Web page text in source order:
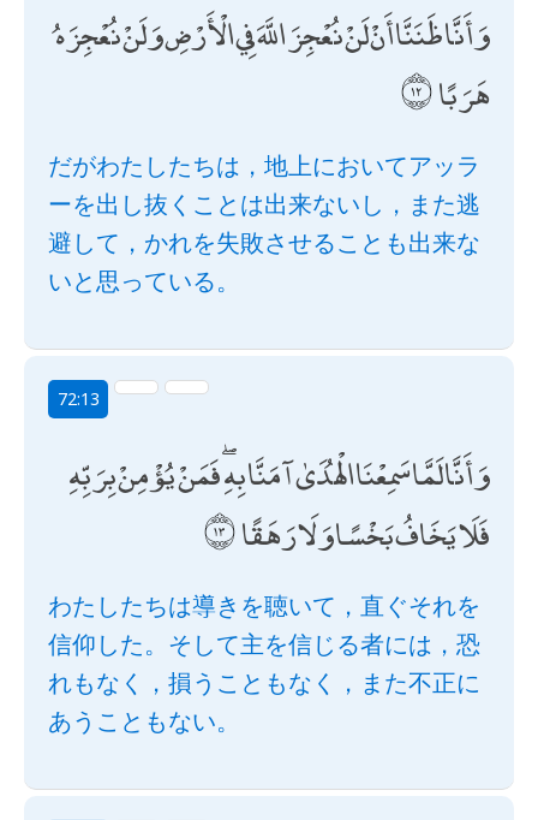
وَأَنَّا ظَنَنَّا أَنْ لَنْ نُعْجِزَ اللَّهَ فِي الْأَرْضِ وَلَنْ نُعْجِزَهُ
هَرَبًا
だがわたしたちは，地上においてアッラ
ーを出し抜くことは出来ないし，また逃
避して，かれを失敗させることも出来な
いと思っている。
72:13
وَأَنَّا لَمَّا سَمِعْنَا الْهُدَىٰ آمَنَّا بِهِ ۖ فَمَنْ يُؤْمِنْ بِرَبِّهِ
فَلَا يَخَافُ بَخْسًا وَلَا رَهَقًا
わたしたちは導きを聴いて，直ぐそれを
信仰した。そして主を信じる者には，恐
れもなく，損うこともなく，また不正に
あうこともない。